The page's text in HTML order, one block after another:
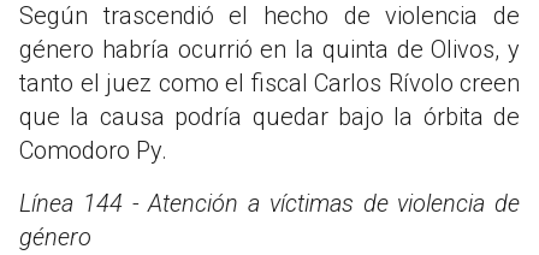
Según trascendió el hecho de violencia de
género habría ocurrió en la quinta de Olivos, y
tanto el juez como el fiscal Carlos Rívolo creen
que la causa podría quedar bajo la órbita de
Comodoro Py.
Línea 144 - Atención a víctimas de violencia de
género